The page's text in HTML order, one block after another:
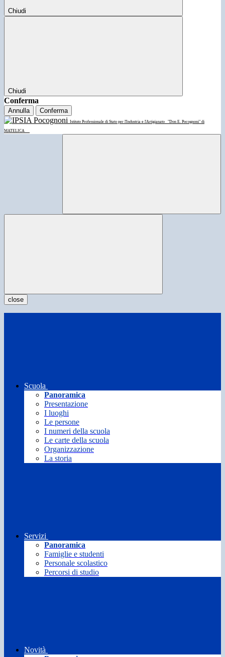
Chiudi
Chiudi
Conferma
Annulla Conferma
Istituto Professionale di Stato per l'Industria e l'Artigianato
"Don E. Pocognoni" di
MATELICA
close
Scuola
Panoramica
Presentazione
I luoghi
Le persone
I numeri della scuola
Le carte della scuola
Organizzazione
La storia
Servizi
Panoramica
Famiglie e studenti
Personale scolastico
Percorsi di studio
Novità